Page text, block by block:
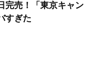
完売！「東京キャン
すぎた